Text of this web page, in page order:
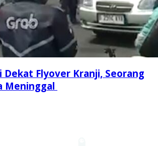
Dekat Flyover Kranji, Seorang
Meninggal